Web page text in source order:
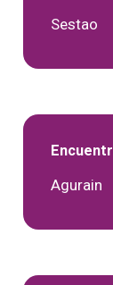
Sestao
Agurain